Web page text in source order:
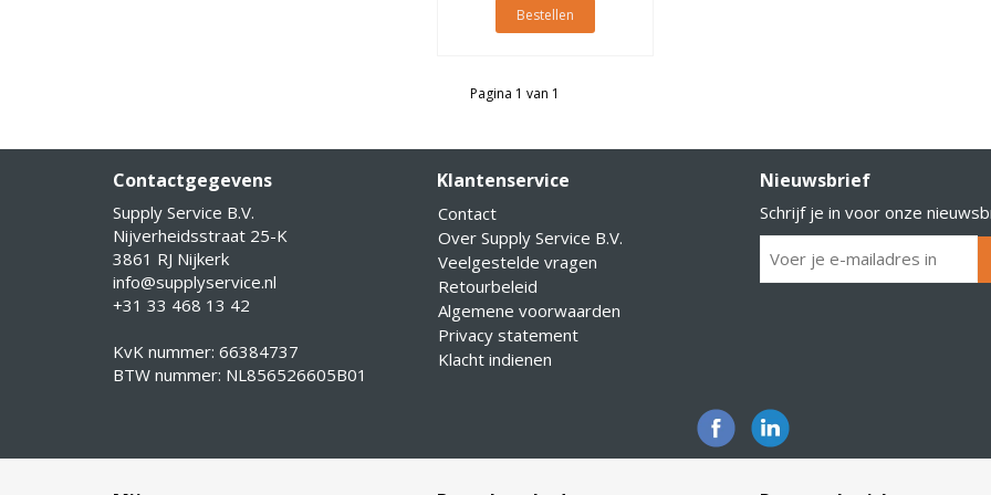
Bestellen
Pagina 1 van 1
Contactgegevens
Supply Service B.V.
Nijverheidsstraat 25-K
3861 RJ Nijkerk
info@supplyservice.nl
+31 33 468 13 42
KvK nummer: 66384737
BTW nummer: NL856526605B01
Klantenservice
Contact
Over Supply Service B.V.
Veelgestelde vragen
Retourbeleid
Algemene voorwaarden
Privacy statement
Klacht indienen
Nieuwsbrief
Schrijf je in voor onze